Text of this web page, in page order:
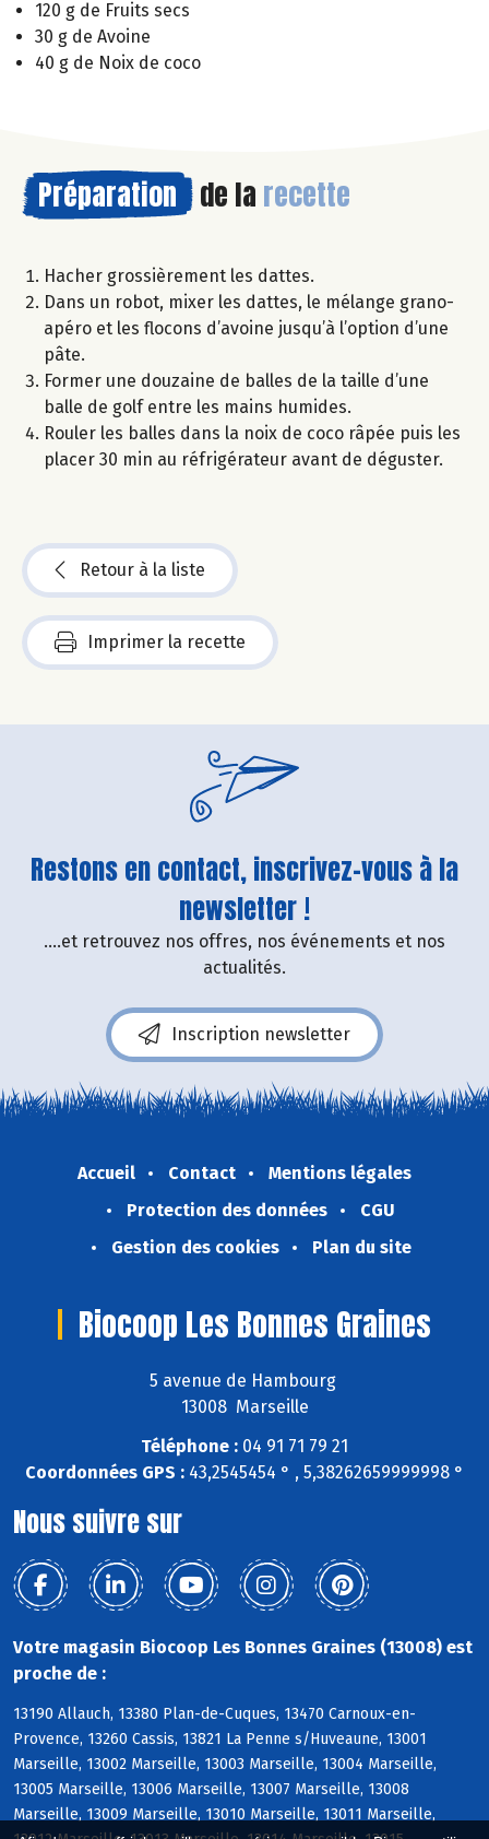
120 g de Fruits secs
30 g de Avoine
40 g de Noix de coco
Préparation de la recette
Hacher grossièrement les dattes.
Dans un robot, mixer les dattes, le mélange grano-
apéro et les flocons d’avoine jusqu’à l’option d’une
pâte.
Former une douzaine de balles de la taille d’une
balle de golf entre les mains humides.
Rouler les balles dans la noix de coco râpée puis les
placer 30 min au réfrigérateur avant de déguster.
Retour à la liste
Imprimer la recette
Restons en contact, inscrivez-vous à la
newsletter !
....et retrouvez nos offres, nos événements et nos
actualités.
Inscription newsletter
Accueil Contact
Mentions légales
Protection des données
CGU
Gestion des cookies
Plan du site
Biocoop Les Bonnes Graines
5 avenue de Hambourg
13008 Marseille
Téléphone : 04 91 71 79 21
Coordonnées GPS : 43,2545454 ° , 5,38262659999998 °
Nous suivre sur
Votre magasin Biocoop Les Bonnes Graines (13008) est
proche de :
13190 Allauch, 13380 Plan-de-Cuques, 13470 Carnoux-en-
Provence, 13260 Cassis, 13821 La Penne s/Huveaune, 13001
Marseille, 13002 Marseille, 13003 Marseille, 13004 Marseille,
13005 Marseille, 13006 Marseille, 13007 Marseille, 13008
Marseille, 13009 Marseille, 13010 Marseille, 13011 Marseille,